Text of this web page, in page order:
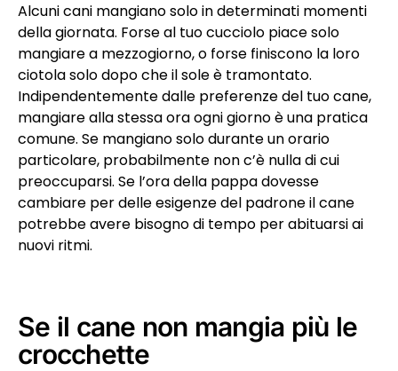
Alcuni cani mangiano solo in determinati momenti
della giornata. Forse al tuo cucciolo piace solo
mangiare a mezzogiorno, o forse finiscono la loro
ciotola solo dopo che il sole è tramontato.
Indipendentemente dalle preferenze del tuo cane,
mangiare alla stessa ora ogni giorno è una pratica
comune. Se mangiano solo durante un orario
particolare, probabilmente non c’è nulla di cui
preoccuparsi. Se l’ora della pappa dovesse
cambiare per delle esigenze del padrone il cane
potrebbe avere bisogno di tempo per abituarsi ai
nuovi ritmi.
Se il cane non mangia più le
crocchette